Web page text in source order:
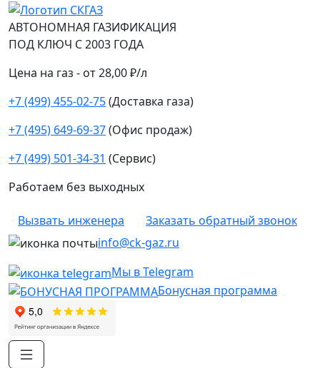
АВТОНОМНАЯ ГАЗИФИКАЦИЯ
ПОД КЛЮЧ С 2003 ГОДА
Цена на газ - от 28,00 ₽/л
+7 (499) 455-02-75(Доставка газа)
+7 (495) 649-69-37(Офис продаж)
+7 (499) 501-34-31 (Сервис)
Работаем без выходных
Вызвать инженера
Заказать обратный звонок
info@ck-gaz.ru
Мы в Telegram
Бонусная программа